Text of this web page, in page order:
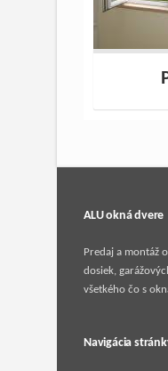
ALU okná dvere
Predaj a montáž
dosiek,
všetkého čo s
Navigácia